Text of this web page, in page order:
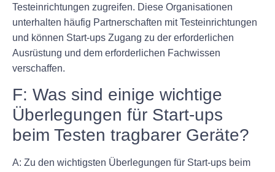
Testeinrichtungen zugreifen. Diese Organisationen
unterhalten häufig Partnerschaften mit Testeinrichtungen
und können Start-ups Zugang zu der erforderlichen
Ausrüstung und dem erforderlichen Fachwissen
verschaffen.
F: Was sind einige wichtige
Überlegungen für Start-ups
beim Testen tragbarer Geräte?
A: Zu den wichtigsten Überlegungen für Start-ups beim